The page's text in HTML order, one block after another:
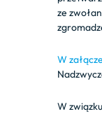
ze
W
W